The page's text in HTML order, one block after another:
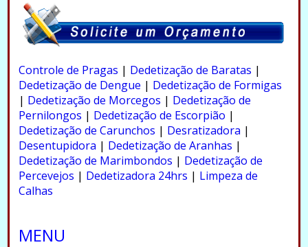
Controle de Pragas | Dedetização de Baratas |
Dedetização de Dengue | Dedetização de Formigas
| Dedetização de Morcegos | Dedetização de
Pernilongos | Dedetização de Escorpião |
Dedetização de Carunchos | Desratizadora |
Desentupidora | Dedetização de Aranhas |
Dedetização de Marimbondos | Dedetização de
Percevejos | Dedetizadora 24hrs | Limpeza de
Calhas
MENU